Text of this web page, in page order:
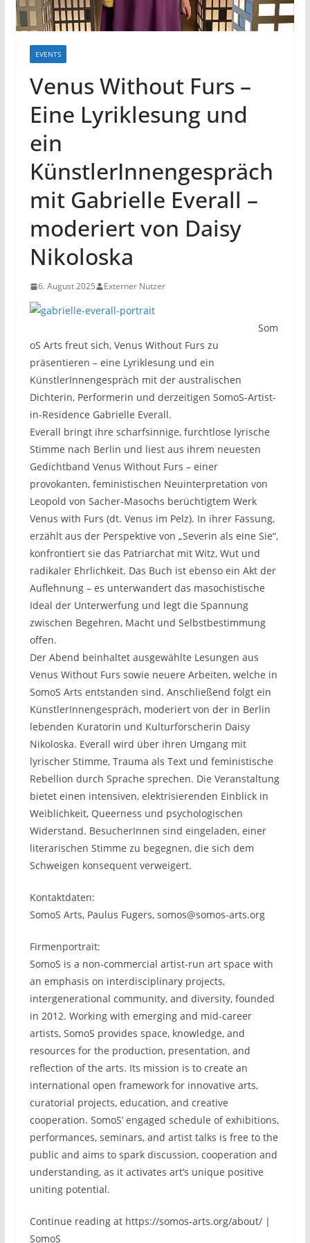
EVENTS
Venus Without Furs –
Eine Lyriklesung und
ein
KünstlerInnengespräch
mit Gabrielle Everall –
moderiert von Daisy
Nikoloska
6. August 2025 Externer Nutzer
Som
oS Arts freut sich, Venus Without Furs zu
präsentieren – eine Lyriklesung und ein
KünstlerInnengespräch mit der australischen
Dichterin, Performerin und derzeitigen SomoS-Artist-
in-Residence Gabrielle Everall.
Everall bringt ihre scharfsinnige, furchtlose lyrische
Stimme nach Berlin und liest aus ihrem neuesten
Gedichtband Venus Without Furs – einer
provokanten, feministischen Neuinterpretation von
Leopold von Sacher-Masochs berüchtigtem Werk
Venus with Furs (dt. Venus im Pelz). In ihrer Fassung,
erzählt aus der Perspektive von „Severin als eine Sie“,
konfrontiert sie das Patriarchat mit Witz, Wut und
radikaler Ehrlichkeit. Das Buch ist ebenso ein Akt der
Auflehnung – es unterwandert das masochistische
Ideal der Unterwerfung und legt die Spannung
zwischen Begehren, Macht und Selbstbestimmung
offen.
Der Abend beinhaltet ausgewählte Lesungen aus
Venus Without Furs sowie neuere Arbeiten, welche in
SomoS Arts entstanden sind. Anschließend folgt ein
KünstlerInnengespräch, moderiert von der in Berlin
lebenden Kuratorin und Kulturforscherin Daisy
Nikoloska. Everall wird über ihren Umgang mit
lyrischer Stimme, Trauma als Text und feministische
Rebellion durch Sprache sprechen. Die Veranstaltung
bietet einen intensiven, elektrisierenden Einblick in
Weiblichkeit, Queerness und psychologischen
Widerstand. BesucherInnen sind eingeladen, einer
literarischen Stimme zu begegnen, die sich dem
Schweigen konsequent verweigert.
Kontaktdaten:
SomoS Arts, Paulus Fugers, somos@somos-arts.org
Firmenportrait:
SomoS is a non-commercial artist-run art space with
an emphasis on interdisciplinary projects,
intergenerational community, and diversity, founded
in 2012. Working with emerging and mid-career
artists, SomoS provides space, knowledge, and
resources for the production, presentation, and
reflection of the arts. Its mission is to create an
international open framework for innovative arts,
curatorial projects, education, and creative
cooperation. SomoS’ engaged schedule of exhibitions,
performances, seminars, and artist talks is free to the
public and aims to spark discussion, cooperation and
understanding, as it activates art’s unique positive
uniting potential.
Continue reading at https://somos-arts.org/about/ |
SomoS